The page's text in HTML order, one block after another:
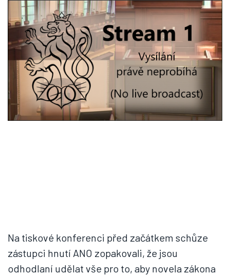
Na tiskové konferenci před začátkem schůze
zástupci hnutí ANO zopakovali, že jsou
odhodlaní udělat vše pro to, aby novela zákona